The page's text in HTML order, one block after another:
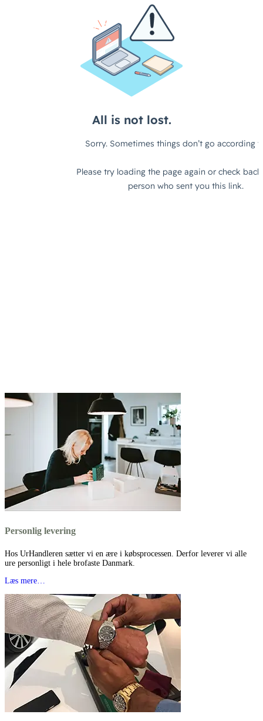
Personlig levering
Hos UrHandleren sætter vi en ære i købsprocessen. Derfor leverer vi alle
ure personligt i hele brofaste Danmark.
Læs mere…